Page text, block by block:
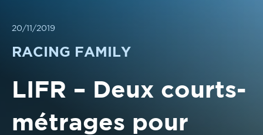
20/11/2019
RACING FAMILY
LIFR – Deux courts-
métrages pour